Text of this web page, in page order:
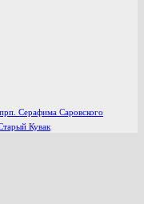
Серафима Саровского
Кувак